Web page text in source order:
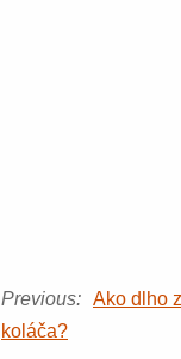
Previous: Ako dlho
koláča?